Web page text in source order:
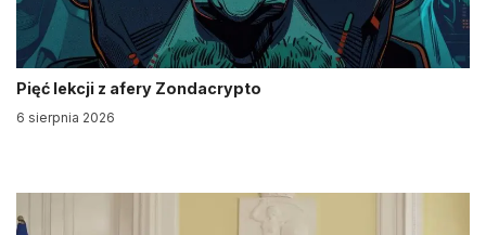
Pięć lekcji z afery Zondacrypto
6 sierpnia 2026